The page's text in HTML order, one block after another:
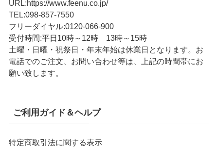
URL:https://www.feenu.co.jp/
TEL:098-857-7550
フリーダイヤル:0120-066-900
受付時間:平日10時～12時 13時～15時
土曜・日曜・祝祭日・年末年始は休業日となります。お
電話でのご注文、お問い合わせ等は、上記の時間帯にお
願い致します。
ご利用ガイド＆ヘルプ
特定商取引法に関する表示